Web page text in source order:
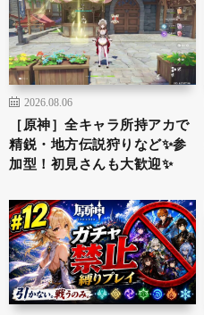
2026.08.06
［原神］全キャラ所持アカで
精鋭・地方伝説狩りなど✨参
加型！初見さんも大歓迎✨